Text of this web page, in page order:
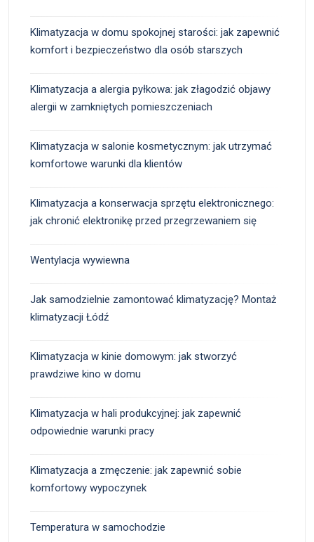
Klimatyzacja w domu spokojnej starości: jak zapewnić
komfort i bezpieczeństwo dla osób starszych
Klimatyzacja a alergia pyłkowa: jak złagodzić objawy
alergii w zamkniętych pomieszczeniach
Klimatyzacja w salonie kosmetycznym: jak utrzymać
komfortowe warunki dla klientów
Klimatyzacja a konserwacja sprzętu elektronicznego:
jak chronić elektronikę przed przegrzewaniem się
Wentylacja wywiewna
Jak samodzielnie zamontować klimatyzację? Montaż
klimatyzacji Łódź
Klimatyzacja w kinie domowym: jak stworzyć
prawdziwe kino w domu
Klimatyzacja w hali produkcyjnej: jak zapewnić
odpowiednie warunki pracy
Klimatyzacja a zmęczenie: jak zapewnić sobie
komfortowy wypoczynek
Temperatura w samochodzie